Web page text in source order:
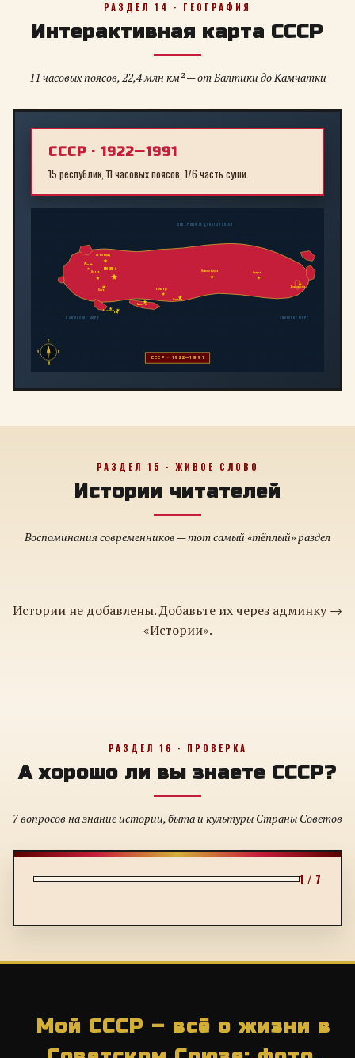
РАЗДЕЛ 14 · ГЕОГРАФИЯ
Интерактивная карта СССР
11 часовых поясов, 22,4 млн км² — от Балтики до Камчатки
СССР · 1922—1991
15 республик, 11 часовых поясов, 1/6 часть суши.
МОСКВА
Ленинград
Киев
Минск
Ташкент
Алма-Ата
Байконур
Новосибирск Иркутск
Владивосток
ТбилисиБаку
Рига
С
Ю
З
В
СССР · 1922—1991
БАЛТИЙСКОЕ МОРЕ
СЕВЕРНЫЙ ЛЕДОВИТЫЙ ОКЕАН
ЯПОНСКОЕ МОРЕ
РАЗДЕЛ 15 · ЖИВОЕ СЛОВО
Истории читателей
Воспоминания современников — тот самый «тёплый» раздел
Истории не добавлены. Добавьте их через админку →
«Истории».
РАЗДЕЛ 16 · ПРОВЕРКА
А хорошо ли вы знаете СССР?
7 вопросов на знание истории, быта и культуры Страны Советов
1 / 7
Мой СССР – всё о жизни в